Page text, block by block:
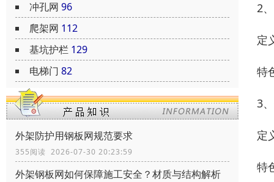
冲孔网 96
爬架网 112
基坑护栏 129
电梯门 82
外架防护用钢板网规范要求
355阅读 2026-07-30 20:23:59
外架钢板网如何保障施工安全？材质与结构解析
2
定
特
3
定
特